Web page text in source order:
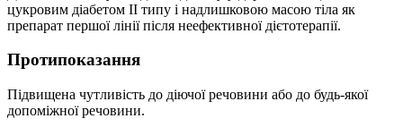
цукровим діабетом ІІ типу і надлишковою масою тіла як
препарат першої лінії після неефективної дієтотерапії.
Протипоказання
Підвищена чутливість до діючої речовини або до будь-якої
допоміжної речовини.